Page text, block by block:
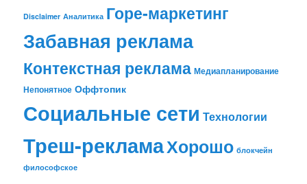
Disclaimer Аналитика Горе-маркетинг
Забавная реклама
Контекстная реклама Медиапланирование
Непонятное Оффтопик
Социальные сети Технологии
Треш-рекламаХорошо блокчейн
философское